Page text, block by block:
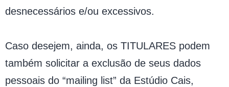
desnecessários e/ou excessivos.
Caso desejem, ainda, os TITULARES podem
também solicitar a exclusão de seus dados
pessoais do “mailing list” da Estúdio Cais,